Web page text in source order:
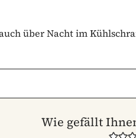
über Nacht im
Wie gefällt